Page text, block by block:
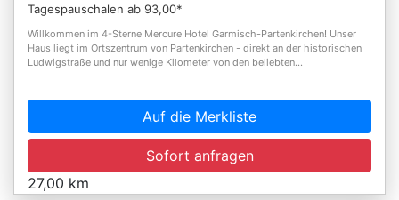
Tagespauschalen ab 93,00*
Willkommen im 4-Sterne Mercure Hotel Garmisch-Partenkirchen! Unser
Haus liegt im Ortszentrum von Partenkirchen - direkt an der historischen
Ludwigstraße und nur wenige Kilometer von den beliebten...
Auf die Merkliste
Sofort anfragen
27,00 km